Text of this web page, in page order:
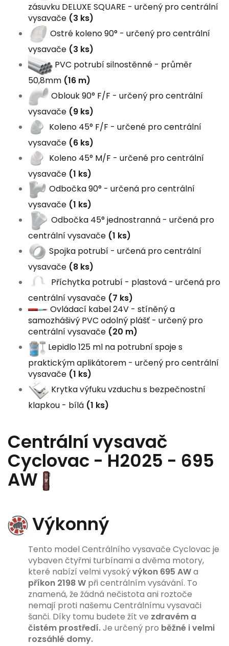
zásuvku DELUXE SQUARE - určený pro centrální
vysavače (3 ks)
Ostré koleno 90° - určený pro centrální
vysavače (3 ks)
PVC potrubí silnostěnné - průměr
50,8mm (16 m)
Oblouk 90° F/F - určený pro centrální
vysavače (9 ks)
Koleno 45° F/F - určené pro centrální
vysavače (6 ks)
Koleno 45° M/F - určené pro centrální
vysavače (1 ks)
Odbočka 90° - určená pro centrální
vysavače (1 ks)
Odbočka 45° jednostranná - určená pro
centrální vysavače (1 ks)
Spojka potrubí - určená pro centrální
vysavače (8 ks)
Příchytka potrubí - plastová - určená pro
centrální vysavače (7 ks)
Ovládací kabel 24V - stíněný a
samozhášivý PVC odolný plášť - určený pro
centrální vysavače (20 m)
Lepidlo 125 ml na potrubní spoje s
praktickým aplikátorem - určený pro centrální
vysavače (1 ks)
Krytka výfuku vzduchu s bezpečnostní
klapkou - bílá (1 ks)
Centrální vysavač
Cyclovac - H2025 - 695
AW
Výkonný
Tento model Centrálního vysavače Cyclovac je
vybaven čtyřmi turbínami a dvěma motory,
které nabízí velmi vysokývýkon 695 AWa
příkon 2198 W při centrálním vysávání. To
znamená, že žádná nečistota ani roztoče
nemají proti našemu Centrálnímu vysavači
šanči. Díky tomu budete žít ve zdravém a
čistém prostředí.Je určený pro běžné i velmi
rozsáhlé domy.